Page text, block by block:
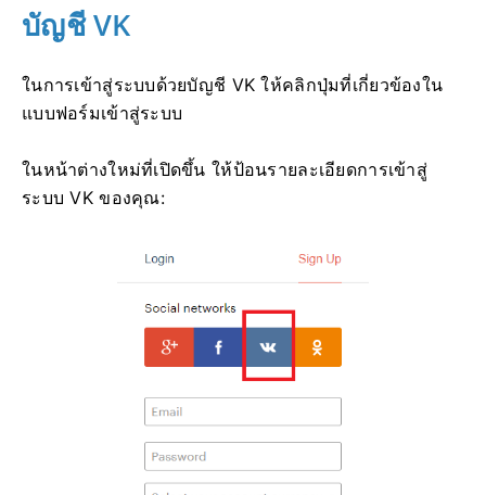
บัญชี VK
ในการเข้าสู่ระบบด้วยบัญชี VK ให้คลิกปุ่มที่เกี่ยวข้องใน
แบบฟอร์มเข้าสู่ระบบ
ในหน้าต่างใหม่ที่เปิดขึ้น ให้ป้อนรายละเอียดการเข้าสู่
ระบบ VK ของคุณ: